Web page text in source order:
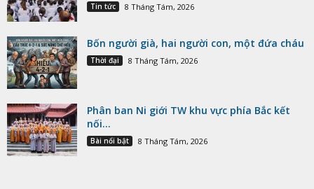
Tin tức 8 Tháng Tám, 2026
Bốn người già, hai người con, một đứa cháu
Thời đại 8 Tháng Tám, 2026
Phân ban Ni giới TW khu vực phía Bắc kết
nối...
Bài nổi bật 8 Tháng Tám, 2026